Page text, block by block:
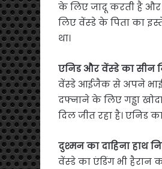
के लिए जादू करती है
लिए वेंस्डे के पिता का
था।
एनिड और वेंस्डे का सीन
वेंस्डे आईजैक से अपने भाई
दफ्नाने के लिए गड्ढा
दिल जीत रहा है। एनिड
दुश्मन का दाहिना हाथ
वेंस्डे का एंडिंग भी हैरान